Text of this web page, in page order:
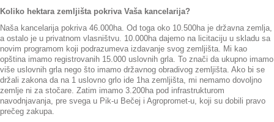
Koliko hektara zemljišta pokriva Vaša kancelarija?
Naša kancelarija pokriva 46.000ha. Od toga oko 10.500ha je državna zemlja,
a ostalo je u privatnom vlasništvu. 10.000ha dajemo na licitaciju u skladu sa
novim programom koji podrazumeva izdavanje svog zemljišta. Mi kao
opština imamo registrovanih 15.000 uslovnih grla. To znači da ukupno imamo
više uslovnih grla nego što imamo državnog obradivog zemljišta. Ako bi se
držali zakona da na 1 uslovno grlo ide 1ha zemljišta, mi nemamo dovoljno
zemlje ni za stočare. Zatim imamo 3.200ha pod infrastrukturom
navodnjavanja, pre svega u Pik-u Bečej i Agropromet-u, koji su dobili pravo
prečeg zakupa.